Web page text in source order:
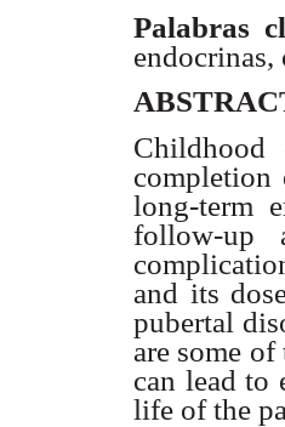
Palabras
endocrinas,
Childhood
completion
long-term
follow-up
and its
pubertal
are some
can lead to
life of the